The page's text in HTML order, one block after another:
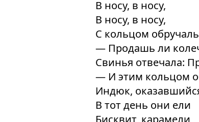
В носу, в носу,
В носу, в носу,
С кольцом
— Продашь ли
Свинья отвечала:
— И этим кольцом
Индюк,
В тот день они ели
Бисквит, карамели,